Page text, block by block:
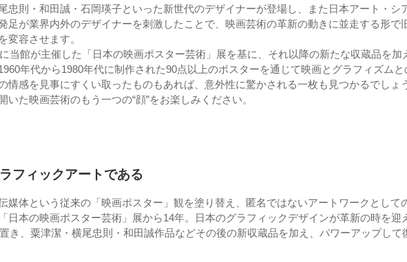
忠則・和田誠・石岡瑛子といった新世代のデザイナーが登場し、また日本アート・シ
足が業界内外のデザイナーを刺激したことで、映画芸術の革新の動きに並走する形で
変容させます。
当館が主催した「日本の映画ポスター芸術」展を基に、それ以降の新たな収蔵品を加
年代から1980年代に制作された90点以上のポスターを通じて映画とグラフィズムと
情感を見事にすくい取ったものもあれば、意外性に驚かされる一枚も見つかるでしょ
いた映画芸術のもう一つの“顔”をお楽しみください。
フィックアートである
媒体という従来の「映画ポスター」観を塗り替え、匿名ではないアートワークとして
日本の映画ポスター芸術」展から14年。日本のグラフィックデザインが革新の時を迎
き、粟津潔・横尾忠則・和田誠作品などその後の新収蔵品を加え、パワーアップして